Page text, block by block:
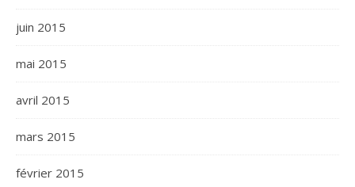
juin 2015
mai 2015
avril 2015
mars 2015
février 2015